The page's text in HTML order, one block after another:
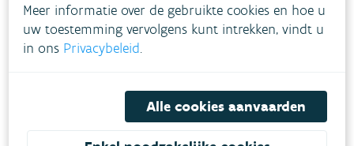
E-loket wateronttrekking
publieke grachten is een onttrekkingsticket nodig. Dat
vraag je aan via het e-loket.
Meer informatie over de gebruikte cookies en hoe u
uw toestemming vervolgens kunt intrekken, vindt u
in ons Privacybeleid.
Alle cookies aanvaarden